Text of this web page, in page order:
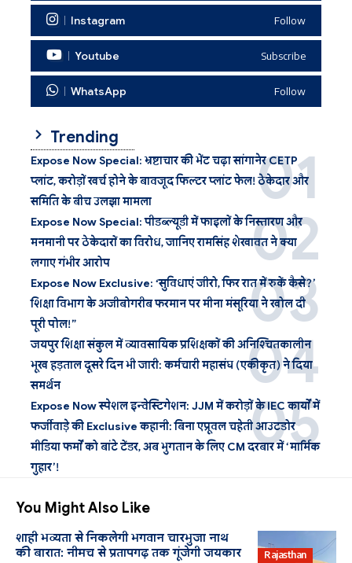
Instagram Follow
Youtube Subscribe
WhatsApp Follow
Trending
Expose Now Special: भ्रष्टाचार की भेंट चढ़ा सांगानेर CETP
प्लांट, करोड़ों खर्च होने के बावजूद फिल्टर प्लांट फेल! ठेकेदार और
समिति के बीच उलझा मामला
Expose Now Special: पीडब्ल्यूडी में फाइलों के निस्तारण और
मनमानी पर ठेकेदारों का विरोध, जानिए रामसिंह शेखावत ने क्या
लगाए गंभीर आरोप
Expose Now Exclusive: ‘सुविधाएं जीरो, फिर रात में रुकें कैसे?’
शिक्षा विभाग के अजीबोगरीब फरमान पर मीना मंसूरिया ने खोल दी
पूरी पोल!”
जयपुर शिक्षा संकुल में व्यावसायिक प्रशिक्षकों की अनिश्चितकालीन
भूख हड़ताल दूसरे दिन भी जारी: कर्मचारी महासंघ (एकीकृत) ने दिया
समर्थन
Expose Now स्पेशल इन्वेस्टिगेशन: JJM में करोड़ों के IEC कार्यों में
फर्जीवाड़े की Exclusive कहानी: बिना एप्रूवल चहेती आउटडोर
मीडिया फर्मों को बांटे टेंडर, अब भुगतान के लिए CM दरबार में ‘मार्मिक
गुहार’!
You Might Also Like
Rajasthan
शाही भव्यता से निकलेगी भगवान चारभुजा नाथ
की बारात: नीमच से प्रतापगढ़ तक गूंजेगी जयकार